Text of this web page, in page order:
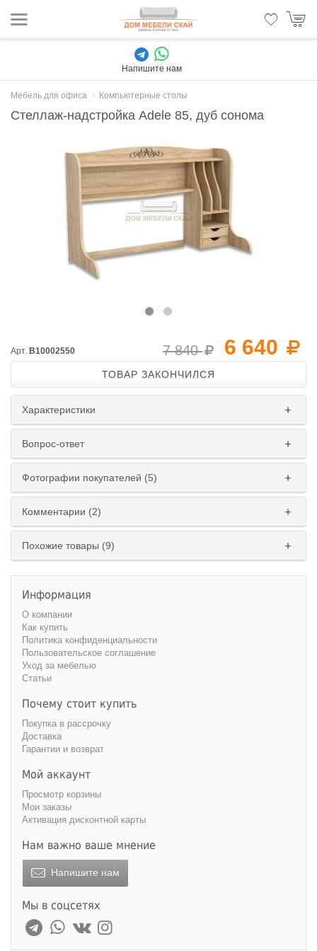
Напишите нам
Мебель для офиса Компьютерные столы
Стеллаж-надстройка Adele 85, дуб сонома
6 640
7 840
Арт. B10002550
ТОВАР ЗАКОНЧИЛСЯ
Характеристики
Вопрос-ответ
Фотографии покупателей (5)
Комментарии (2)
Похожие товары (9)
Информация
О компании
Как купить
Политика конфиденциальности
Пользовательское соглашение
Уход за мебелью
Статьи
Почему стоит купить
Покупка в рассрочку
Доставка
Гарантии и возврат
Мой аккаунт
Просмотр корзины
Мои заказы
Активация дисконтной карты
Нам важно ваше мнение
Напишите нам
Мы в соцсетях